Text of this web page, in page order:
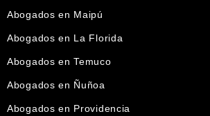
Abogados en Maipú
Abogados en La Florida
Abogados en Temuco
Abogados en Ñuñoa
Abogados en Providencia